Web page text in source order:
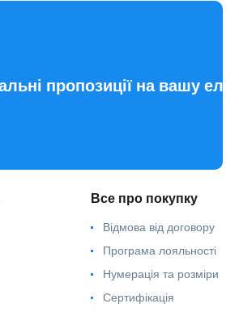
пропозиції на вашу
Все про покупку
Відмова від договору
Програма лояльності
Нумерація та розміри
Сертифікація